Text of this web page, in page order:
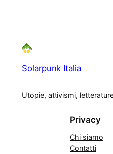
Solarpunk Italia
Utopie, attivismi, letterature
Privacy
Chi siamo
Contatti